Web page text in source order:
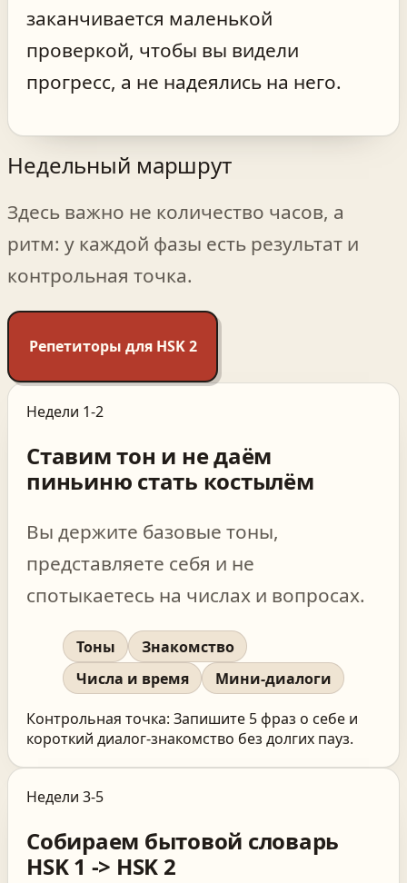
заканчивается маленькой
проверкой, чтобы вы видели
прогресс, а не надеялись на него.
Недельный маршрут
Здесь важно не количество часов, а
ритм: у каждой фазы есть результат и
контрольная точка.
Репетиторы для HSK 2
Недели 1-2
Ставим тон и не даём
пиньиню стать костылём
Вы держите базовые тоны,
представляете себя и не
спотыкаетесь на числах и вопросах.
Тоны
Знакомство
Числа и время
Мини-диалоги
Контрольная точка: Запишите 5 фраз о себе и
короткий диалог-знакомство без долгих пауз.
Недели 3-5
Собираем бытовой словарь
HSK 1 -> HSK 2